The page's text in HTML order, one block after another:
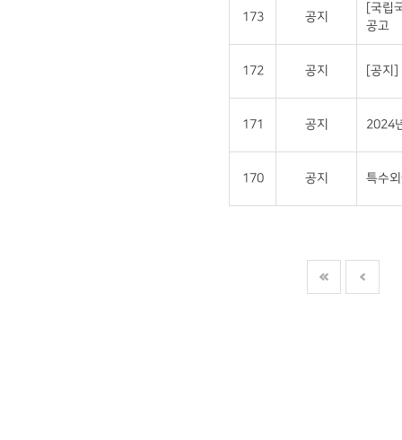
173 공지
[국립
공고
172 공지 [공지]
171 공지 2024
170 공지 특수